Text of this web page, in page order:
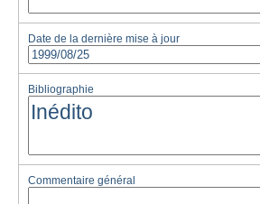
Date de la dernière mise à jour
Bibliographie
Commentaire général